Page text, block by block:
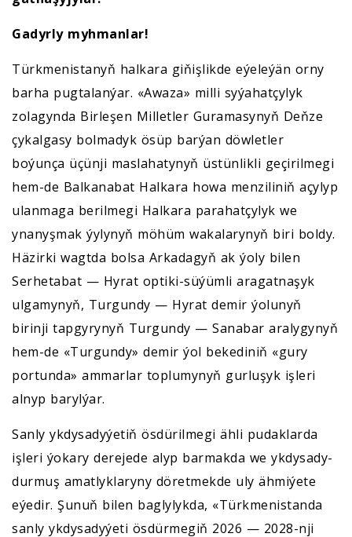
Gadyrly myhmanlar!
Türkmenistanyň halkara giňişlikde eýeleýän orny
barha pugtalanýar. «Awaza» milli syýahatçylyk
zolagynda Birleşen Milletler Guramasynyň Deňze
çykalgasy bolmadyk ösüp barýan döwletler
boýunça üçünji maslahatynyň üstünlikli geçirilmegi
hem-de Balkanabat Halkara howa menziliniň açylyp
ulanmaga berilmegi Halkara parahatçylyk we
ynanyşmak ýylynyň möhüm wakalarynyň biri boldy.
Häzirki wagtda bolsa Arkadagyň ak ýoly bilen
Serhetabat — Hyrat optiki-süýümli aragatnaşyk
ulgamynyň, Turgundy — Hyrat demir ýolunyň
birinji tapgyrynyň Turgundy — Sanabar aralygynyň
hem-de «Turgundy» demir ýol bekediniň «gury
portunda» ammarlar toplumynyň gurluşyk işleri
alnyp barylýar.
Sanly ykdysadyýetiň ösdürilmegi ähli pudaklarda
işleri ýokary derejede alyp barmakda we ykdysady-
durmuş amatlyklaryny döretmekde uly ähmiýete
eýedir. Şunuň bilen baglylykda, «Türkmenistanda
sanly ykdysadyýeti ösdürmegiň 2026 — 2028-nji